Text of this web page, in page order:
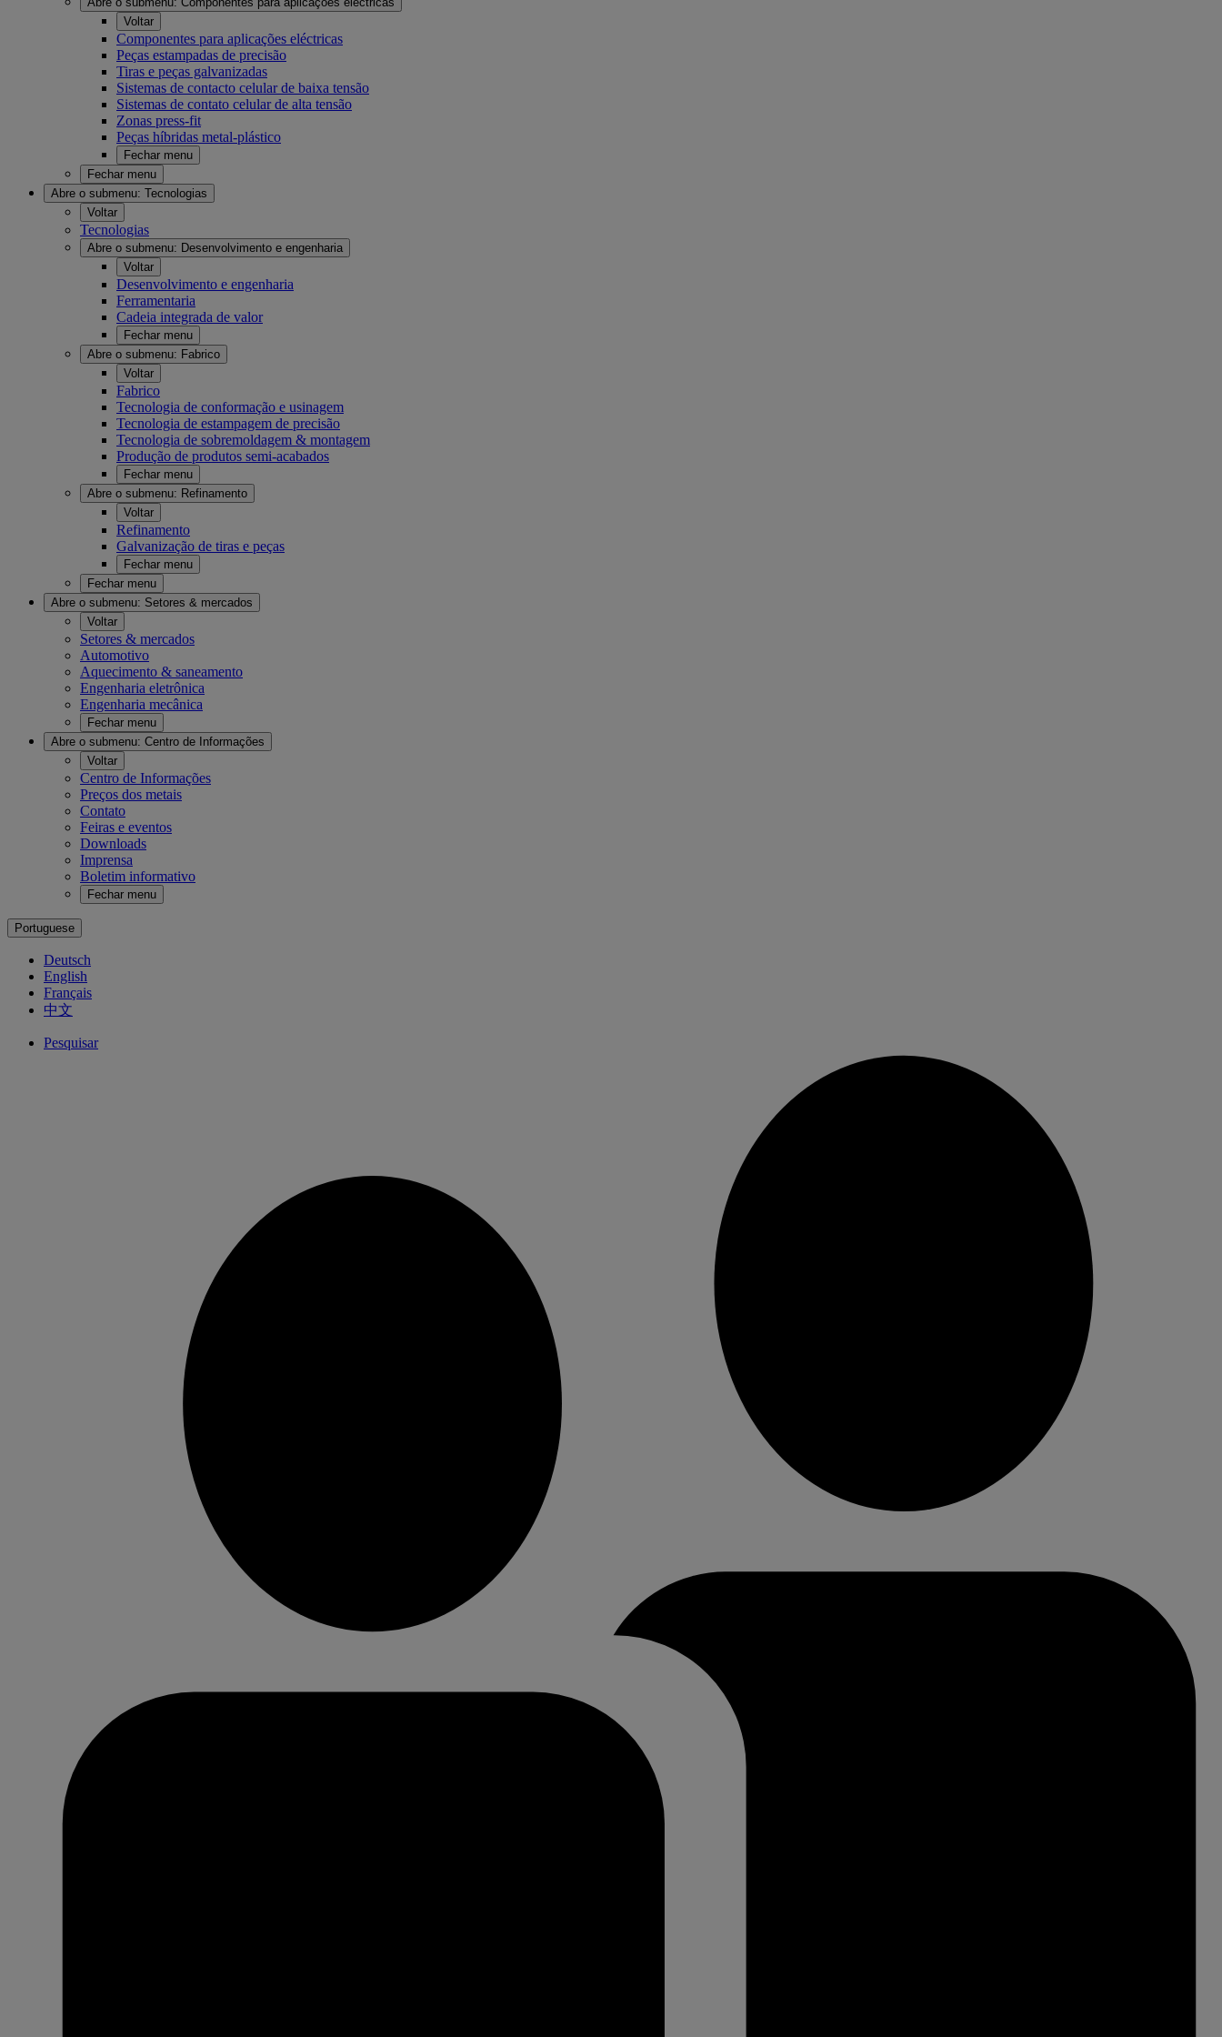
Voltar
Componentes para aplicações eléctricas
Peças estampadas de precisão
Tiras e peças galvanizadas
Sistemas de contacto celular de baixa tensão
Sistemas de contato celular de alta tensão
Zonas press-fit
Peças híbridas metal-plástico
Fechar menu
Fechar menu
Abre o submenu: Tecnologias
Voltar
Tecnologias
Abre o submenu: Desenvolvimento e engenharia
Voltar
Desenvolvimento e engenharia
Ferramentaria
Cadeia integrada de valor
Fechar menu
Abre o submenu: Fabrico
Voltar
Fabrico
Tecnologia de conformação e usinagem
Tecnologia de estampagem de precisão
Tecnologia de sobremoldagem & montagem
Produção de produtos semi-acabados
Fechar menu
Abre o submenu: Refinamento
Voltar
Refinamento
Galvanização de tiras e peças
Fechar menu
Fechar menu
Abre o submenu: Setores & mercados
Voltar
Setores & mercados
Automotivo
Aquecimento & saneamento
Engenharia eletrônica
Engenharia mecânica
Fechar menu
Abre o submenu: Centro de Informações
Voltar
Centro de Informações
Preços dos metais
Contato
Feiras e eventos
Downloads
Imprensa
Boletim informativo
Fechar menu
Portuguese
Deutsch
English
Français
中文
Pesquisar